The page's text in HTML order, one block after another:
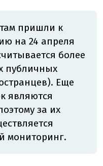
пришли к
на 24 апреля
более
публичных
Еще
являются
за их
мониторинг.